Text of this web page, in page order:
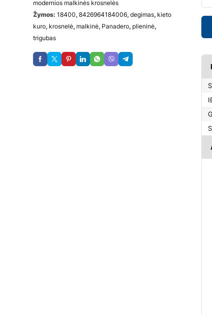
modernios malkinės krosnelės
Žymos: 18400, 8426964184006, degimas, kieto
kuro, krosnelė, malkinė, Panadero, plieninė,
trigubas